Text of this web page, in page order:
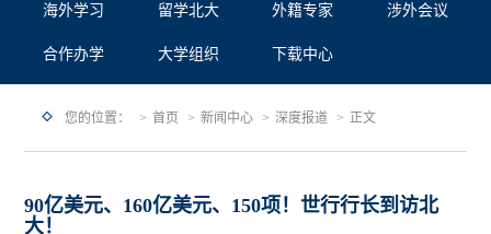
海外学习 留学北大 外籍专家 涉外会议
合作办学 大学组织 下载中心
您的位置： 首页 新闻中心 深度报道 正文
90亿美元、160亿美元、150项！世行行长到访北
大！